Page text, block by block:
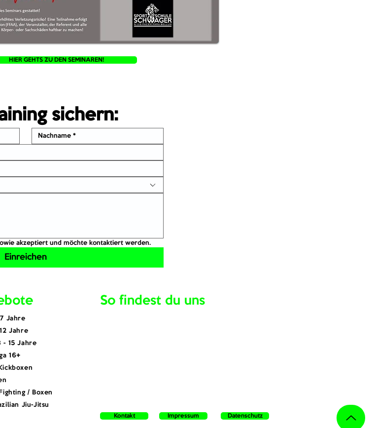
HIER GEHTS ZU DEN SEMINAREN!
sichern:
akzeptiert und möchte kontaktiert werden.
Einreichen
So findest du uns
Jahre
Jahre
- 15 Jahre
16+
/ Boxen
Jiu-Jitsu
Kontakt Impressum Datenschutz